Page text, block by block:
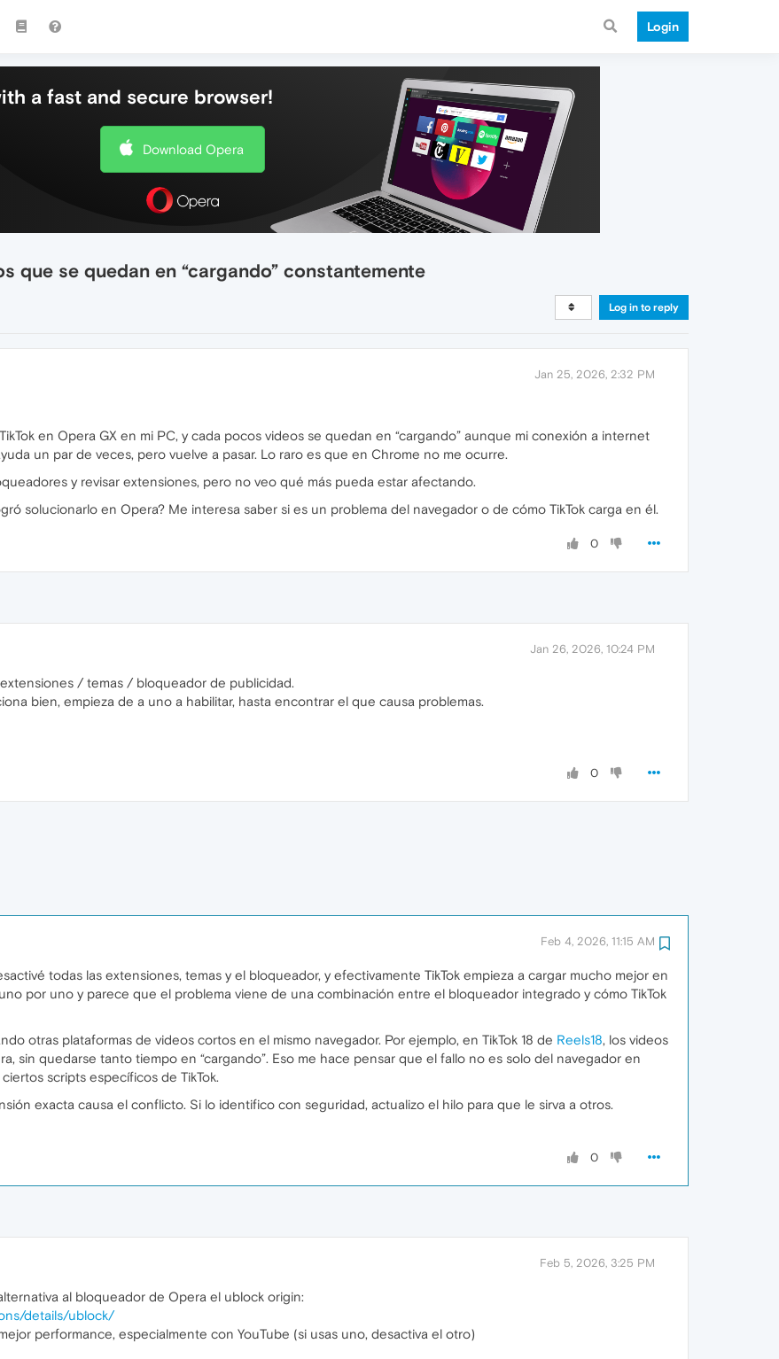
Login
a fast and secure browser!
Download Opera
que se quedan en “cargando” constantemente
Log in to reply
Jan 25, 2026, 2:32 PM
en Opera GX en mi PC, y cada pocos videos se quedan en “cargando” aunque mi conexión a internet
un par de veces, pero vuelve a pasar. Lo raro es que en Chrome no me ocurre.
y revisar extensiones, pero no veo qué más pueda estar afectando.
solucionarlo en Opera? Me interesa saber si es un problema del navegador o de cómo TikTok carga en él.
0
Jan 26, 2026, 10:24 PM
extensiones / temas / bloqueador de publicidad.
bien, empieza de a uno a habilitar, hasta encontrar el que causa problemas.
0
Feb 4, 2026, 11:15 AM
todas las extensiones, temas y el bloqueador, y efectivamente TikTok empieza a cargar mucho mejor en
por uno y parece que el problema viene de una combinación entre el bloqueador integrado y cómo TikTok
otras plataformas de videos cortos en el mismo navegador. Por ejemplo, en TikTok 18 de Reels18, los videos
sin quedarse tanto tiempo en “cargando”. Eso me hace pensar que el fallo no es solo del navegador en
scripts específicos de TikTok.
exacta causa el conflicto. Si lo identifico con seguridad, actualizo el hilo para que le sirva a otros.
0
Feb 5, 2026, 3:25 PM
al bloqueador de Opera el ublock origin:
details/ublock/
performance, especialmente con YouTube (si usas uno, desactiva el otro)